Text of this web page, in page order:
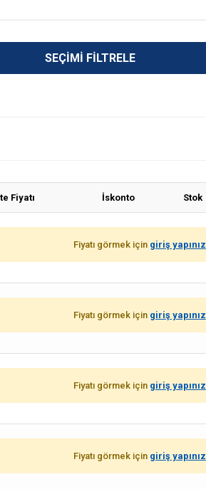
SEÇIMI FILTRELE
Fiyatı İskonto Stok
Fiyatı görmek için giriş yapınız
Fiyatı görmek için giriş yapınız
Fiyatı görmek için giriş yapınız
Fiyatı görmek için giriş yapınız